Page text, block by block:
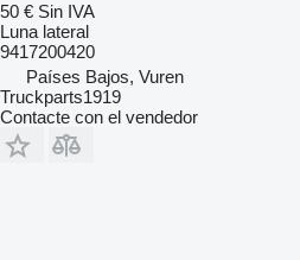
50 € Sin IVA
Luna lateral
9417200420
Países Bajos, Vuren
Truckparts1919
Contacte con el vendedor